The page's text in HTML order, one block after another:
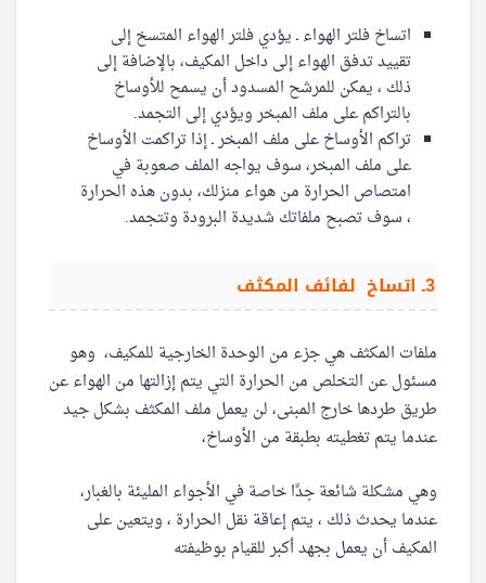
اتساخ فلتر الهواء ـ يؤدي فلتر الهواء المتسخ إلى
تقييد تدفق الهواء إلى داخل المكيف، بالإضافة إلى
ذلك ، يمكن للمرشح المسدود أن يسمح للأوساخ
بالتراكم على ملف المبخر ويؤدي إلى التجمد.
تراكم الأوساخ على ملف المبخر ـ إذا تراكمت الأوساخ
على ملف المبخر، سوف يواجه الملف صعوبة في
امتصاص الحرارة من هواء منزلك، بدون هذه الحرارة
، سوف تصبح ملفاتك شديدة البرودة وتتجمد.
3ـ اتساخ لفائف المكثف
ملفات المكثف هي جزء من الوحدة الخارجية للمكيف، وهو
مسئول عن التخلص من الحرارة التي يتم إزالتها من الهواء عن
طريق طردها خارج المبنى، لن يعمل ملف المكثف بشكل جيد
عندما يتم تغطيته بطبقة من الأوساخ،
وهي مشكلة شائعة جدًا خاصة في الأجواء المليئة بالغبار،
عندما يحدث ذلك ، يتم إعاقة نقل الحرارة ، ويتعين على
المكيف أن يعمل بجهد أكبر للقيام بوظيفته